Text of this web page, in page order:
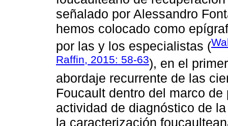
señalado por Alessandro
hemos colocado como
por las y los especialistas (
Raffin, 2015: 58-63), en el
abordaje recurrente de las
Foucault dentro del marco
actividad de diagnóstico de
la caracterización